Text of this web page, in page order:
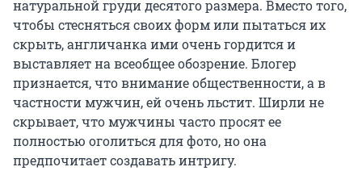
натуральной груди десятого размера. Вместо того,
чтобы стесняться своих форм или пытаться их
скрыть, англичанка ими очень гордится и
выставляет на всеобщее обозрение. Блогер
признается, что внимание общественности, а в
частности мужчин, ей очень льстит. Ширли не
скрывает, что мужчины часто просят ее
полностью оголиться для фото, но она
предпочитает создавать интригу.